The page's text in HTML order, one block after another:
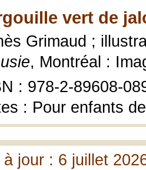
vert de
Grimaud ;
, Montréal :
: 978-2-89608-
: Pour enfants
jour : 6 juillet